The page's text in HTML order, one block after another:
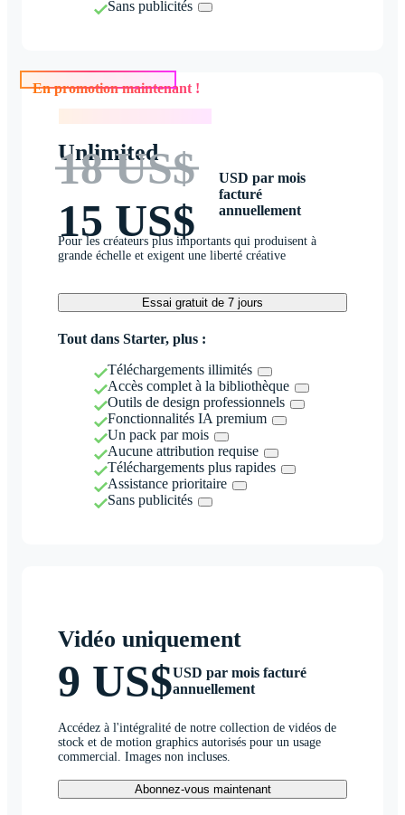
Sans publicités
En promotion maintenant !
Unlimited
18 US$
15 US$
USD par mois
facturé
annuellement
Pour les créateurs plus importants qui produisent à
grande échelle et exigent une liberté créative
Essai gratuit de 7 jours
Tout dans Starter, plus :
Téléchargements illimités
Accès complet à la bibliothèque
Outils de design professionnels
Fonctionnalités IA premium
Un pack par mois
Aucune attribution requise
Téléchargements plus rapides
Assistance prioritaire
Sans publicités
Vidéo uniquement
9 US$USD par mois facturé
annuellement
Accédez à l'intégralité de notre collection de vidéos de
stock et de motion graphics autorisés pour un usage
commercial. Images non incluses.
Abonnez-vous maintenant